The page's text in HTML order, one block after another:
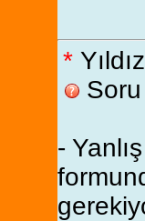
*
Soru
-